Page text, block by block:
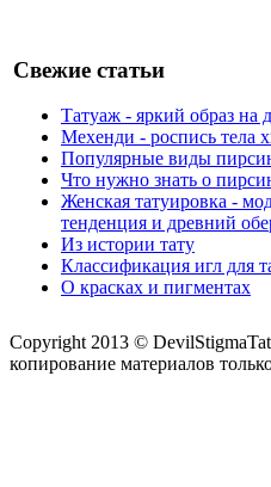
Свежие статьи
Татуаж - яркий образ на
Мехенди - роспись тела
Популярные виды
Что нужно знать о
Женская татуировка -
тенденция и древний
Из истории тату
Классификация игл для
О красках и пигментах
Copyright 2013 ©
копирование материалов